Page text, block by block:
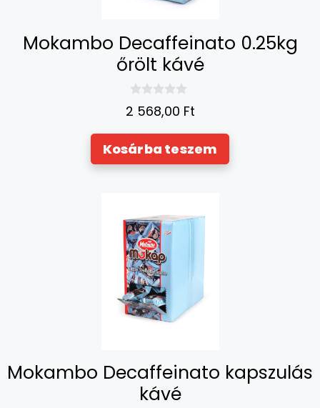
Mokambo Decaffeinato 0.25kg
őrölt kávé
0
a
5
-
ő
2 568,00 Ft
Kosárba teszem
Mokambo Decaffeinato kapszulás
kávé